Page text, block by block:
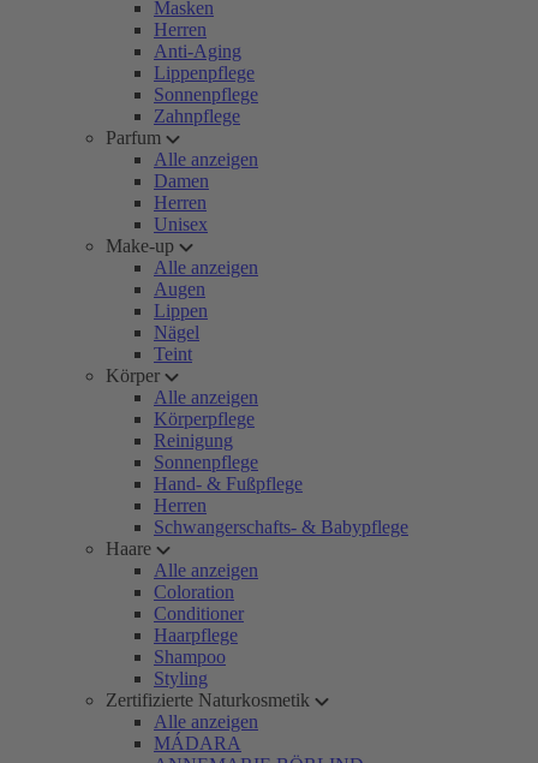
Masken
Herren
Anti-Aging
Lippenpflege
Sonnenpflege
Zahnpflege
Parfum
Alle anzeigen
Damen
Herren
Unisex
Make-up
Alle anzeigen
Augen
Lippen
Nägel
Teint
Körper
Alle anzeigen
Körperpflege
Reinigung
Sonnenpflege
Hand- & Fußpflege
Herren
Schwangerschafts- & Babypflege
Haare
Alle anzeigen
Coloration
Conditioner
Haarpflege
Shampoo
Styling
Zertifizierte Naturkosmetik
Alle anzeigen
MÁDARA